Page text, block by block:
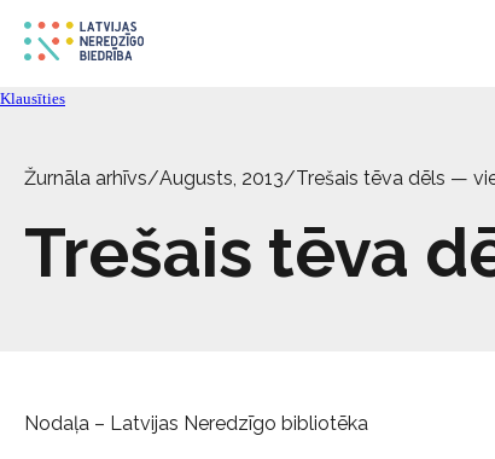
Klausīties
Žurnāla arhīvs/Augusts, 2013/Trešais tēva dēls —
Trešais tēva
Nodaļa – Latvijas Neredzīgo bibliotēka